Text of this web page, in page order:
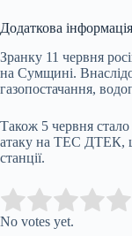
Додаткова
Зранку 11 червня
на Сумщині.
газопостачання,
Також 5 червня
атаку на ТЕС ДТЕК,
станції.
Rate this item:
No votes yet.